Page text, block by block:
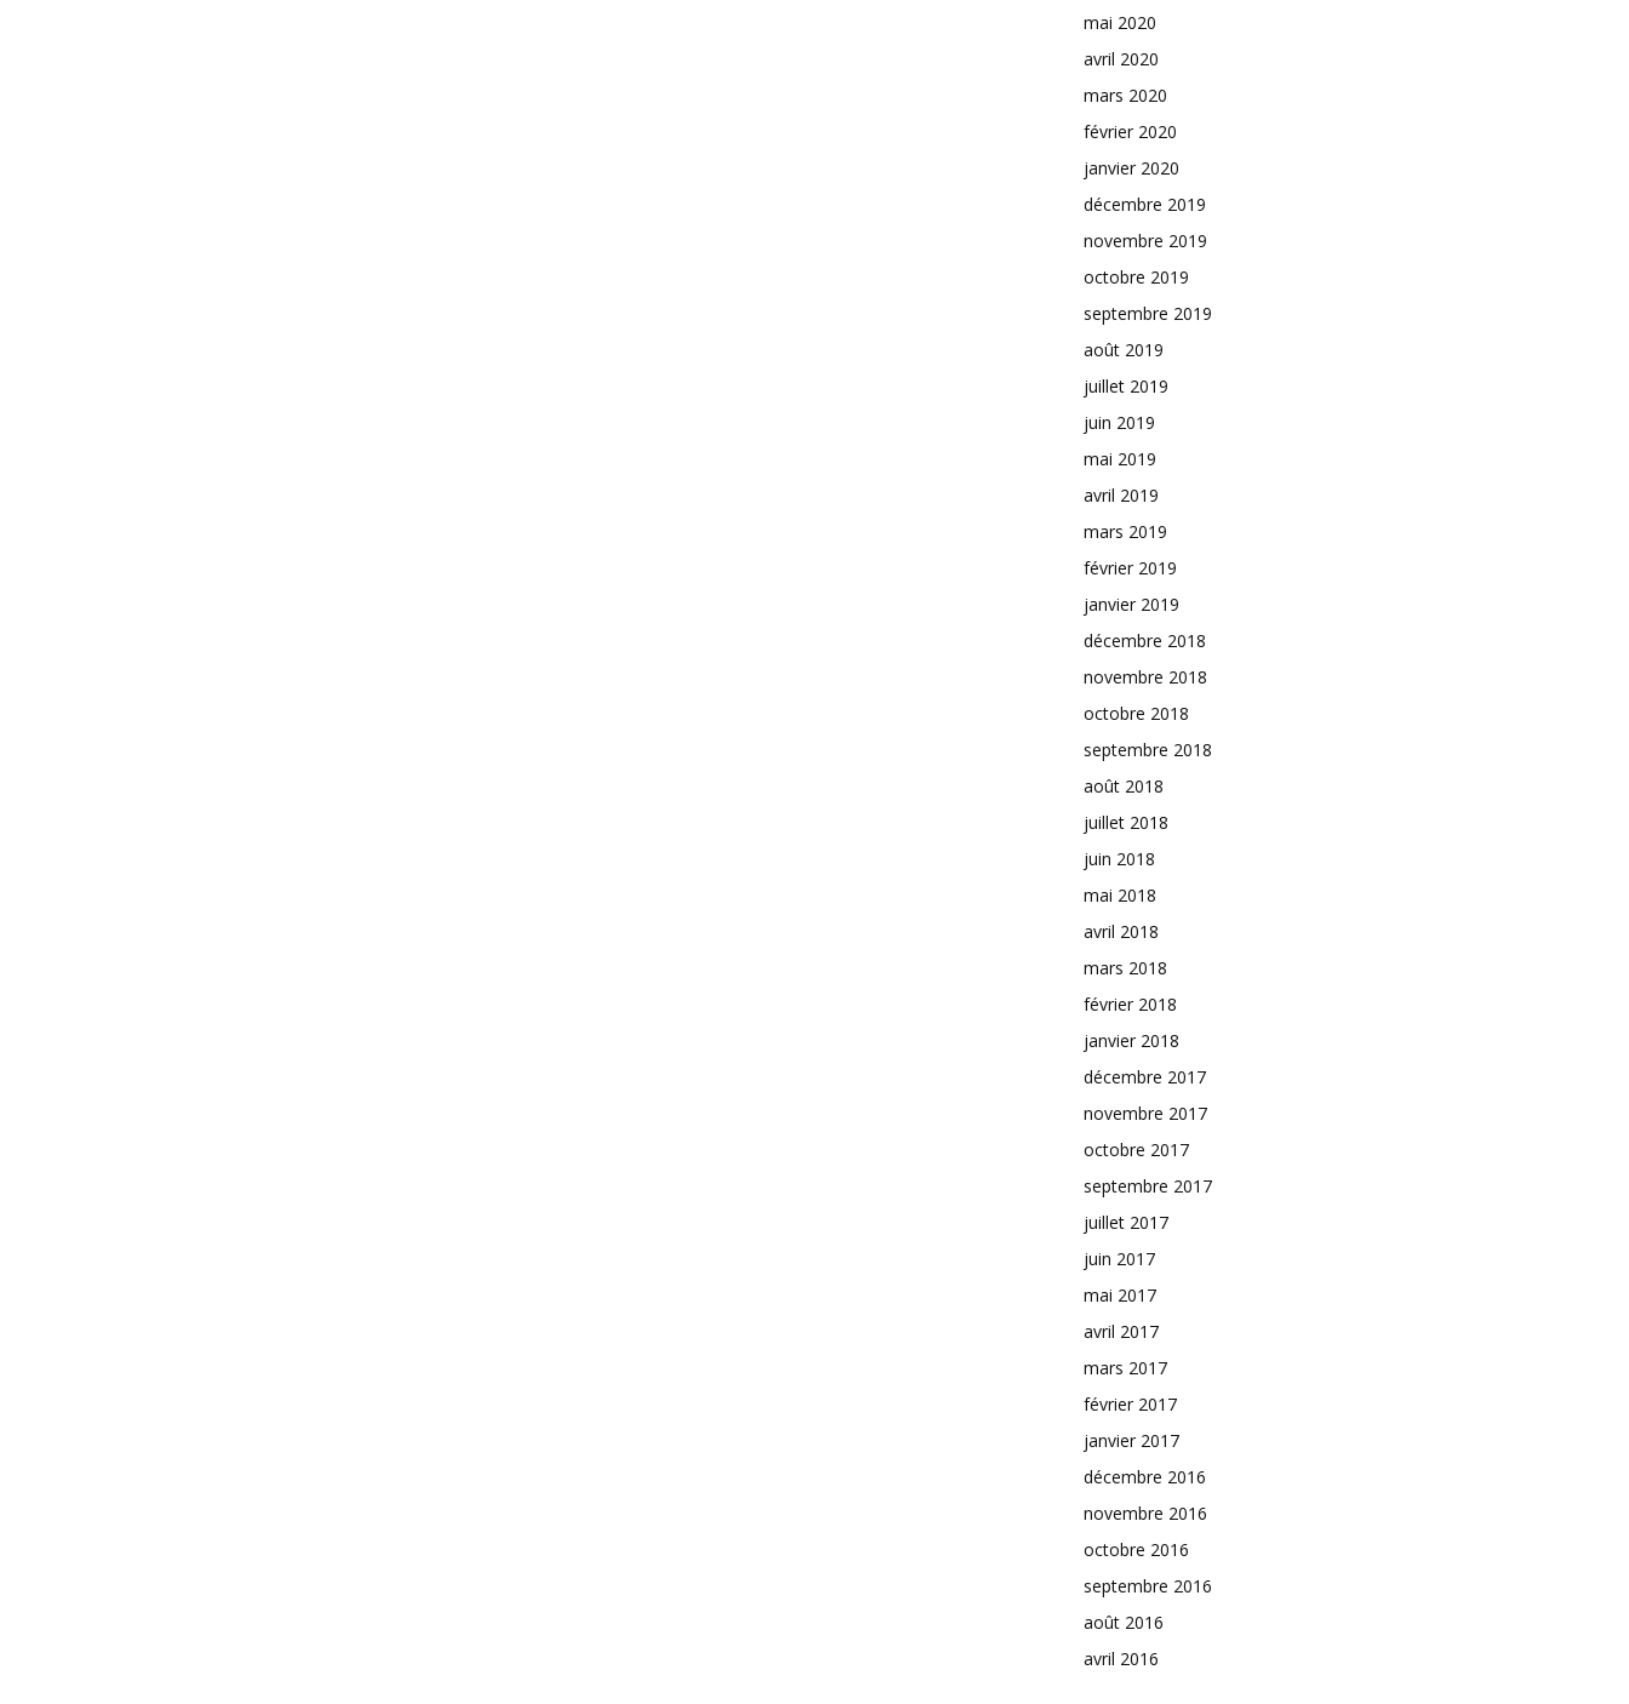
mai 2020
avril 2020
mars 2020
février 2020
janvier 2020
décembre 2019
novembre 2019
octobre 2019
septembre 2019
août 2019
juillet 2019
juin 2019
mai 2019
avril 2019
mars 2019
février 2019
janvier 2019
décembre 2018
novembre 2018
octobre 2018
septembre 2018
août 2018
juillet 2018
juin 2018
mai 2018
avril 2018
mars 2018
février 2018
janvier 2018
décembre 2017
novembre 2017
octobre 2017
septembre 2017
juillet 2017
juin 2017
mai 2017
avril 2017
mars 2017
février 2017
janvier 2017
décembre 2016
novembre 2016
octobre 2016
septembre 2016
août 2016
avril 2016